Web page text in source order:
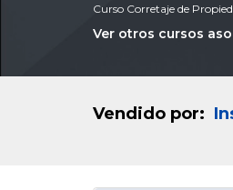
Curso Corretaje de
Ver otros cursos
Vendido por: